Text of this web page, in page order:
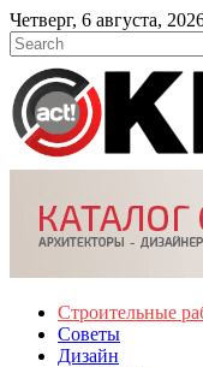
Skip
to
content
Четверг, 6 августа,
Строительные
Советы
Дизайн